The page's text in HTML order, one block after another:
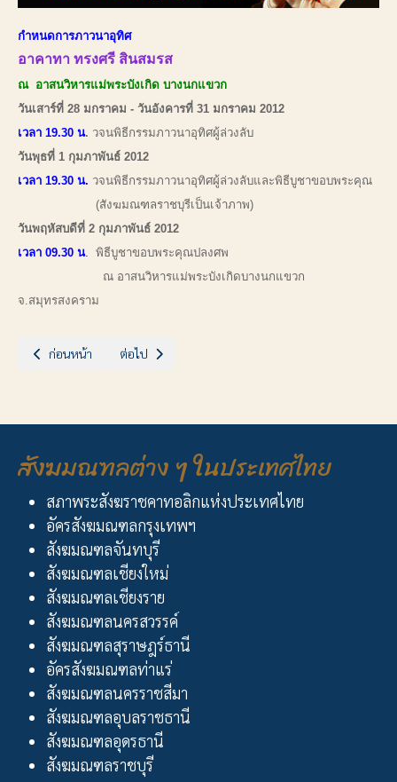
กำหนดการภาวนาอุทิศ
อาคาทา ทรงศรี สินสมรส
ณ อาสนวิหารแม่พระบังเกิด บางนกแขวก
วันเสาร์ที่ 28 มกราคม - วันอังคารที่ 31 มกราคม 2012
เวลา 19.30 น. วจนพิธีกรรมภาวนาอุทิศผู้ล่วงลับ
วันพุธที่ 1 กุมภาพันธ์ 2012
เวลา 19.30 น. วจนพิธีกรรมภาวนาอุทิศผู้ล่วงลับและพิธีบูชาขอบพระคุณ
(สังฆมณฑลราชบุรีเป็นเจ้าภาพ)
วันพฤหัสบดีที่ 2 กุมภาพันธ์ 2012
เวลา 09.30 น. พิธีบูชาขอบพระคุณปลงศพ
ณ อาสนวิหารแม่พระบังเกิดบางนกแขวก
จ.สมุทรสงคราม
เนื้อหาก่อนหน้า: ฉลองวัดนักบุญยอห์นบอสโก-ชุมนุมเยาวชนฯ
ก่อนหน้า เนื้อหาถัดไป: ขอเชิญคณะกรรมการชมรมผู้สูงอายุสังฆมณ
ต่อไป
สังฆมณฑลต่าง ๆ ในประเทศไทย
สภาพระสังฆราชคาทอลิกแห่งประเทศไทย
อัครสังฆมณฑลกรุงเทพฯ
สังฆมณฑลจันทบุรี
สังฆมณฑลเชียงใหม่
สังฆมณฑลเชียงราย
สังฆมณฑลนครสวรรค์
สังฆมณฑลสุราษฎร์ธานี
อัครสังฆมณฑลท่าแร่
สังฆมณฑลนครราชสีมา
สังฆมณฑลอุบลราชธานี
สังฆมณฑลอุดรธานี
สังฆมณฑลราชบุรี